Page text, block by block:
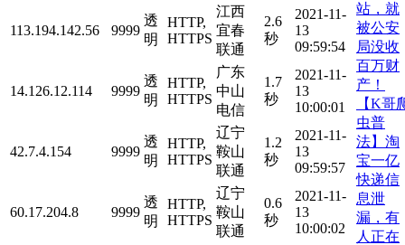
113.194.142.56 9999
透
明
HTTP,
HTTPS
江西
宜春
联通
2.6
秒
2021-11-
13
09:59:54
14.126.12.114 9999
透
明
HTTP,
HTTPS
广东
中山
电信
1.7
秒
2021-11-
13
10:00:01
42.7.4.154 9999
透
明
HTTP,
HTTPS
辽宁
鞍山
联通
1.2
秒
2021-11-
13
09:59:57
60.17.204.8 9999
透
明
HTTP,
HTTPS
辽宁
鞍山
联通
0.6
秒
2021-11-
13
10:00:02
站，就
被公安
局没收
百万财
产！
【K哥
虫普
法】淘
宝一亿
快递信
息泄
漏，有
人正在